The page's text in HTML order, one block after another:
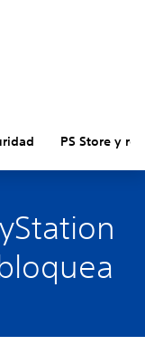
PS Store y